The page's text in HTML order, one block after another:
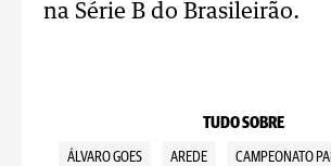
na Série B do Brasileirão.
TUDO SOBRE
ÁLVARO GOES AREDE
CAMPEONATO